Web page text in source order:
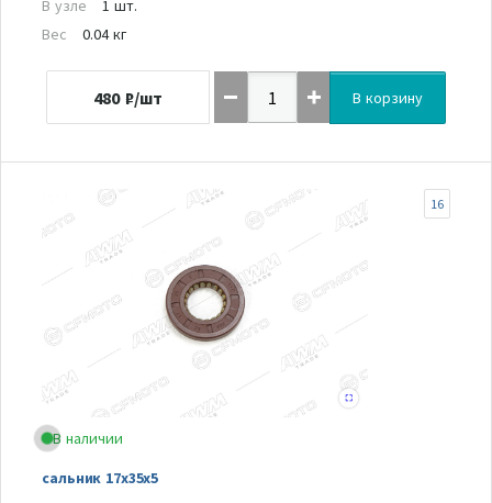
В узле
1 шт.
Вес
0.04 кг
480 ₽/шт В корзину
В наличии
сальник 17х35х5
16